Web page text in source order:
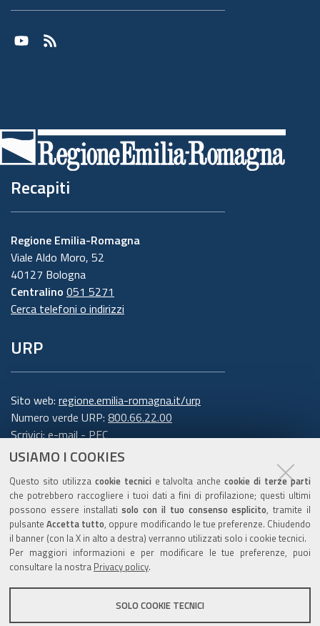
USIAMO I COOKIES
Questo sito utilizza cookie tecnici e talvolta anchecookie di terze parti
che potrebbero raccogliere i tuoi dati a fini di profilazione; questi ultimi
possono essere installatisolo con il tuo consenso esplicito, tramite il
pulsanteAccetta tutto, oppure modificando le tue preferenze. Chiudendo
il banner (con la X in alto a destra) verranno utilizzati solo i cookie tecnici.
Per maggiori informazioni e per modificare le tue preferenze, puoi
consultare la nostra Privacy policy.
SOLO COOKIE TECNICI
Youtube
RSS
Recapiti
Regione Emilia-Romagna
Viale Aldo Moro, 52
40127 Bologna
Centralino 051 5271
Cerca telefoni o indirizzi
URP
Sito web: regione.emilia-romagna.it/urp
Numero verde URP: 800.66.22.00
Scrivici:e-mail-PEC
Trasparenza
Amministrazione trasparente
Note legali e copyright
Privacy e cookie
Gestisci i cookie
Dichiarazione di accessibilità